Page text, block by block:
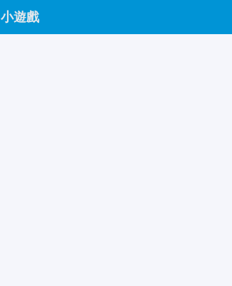
小遊戲